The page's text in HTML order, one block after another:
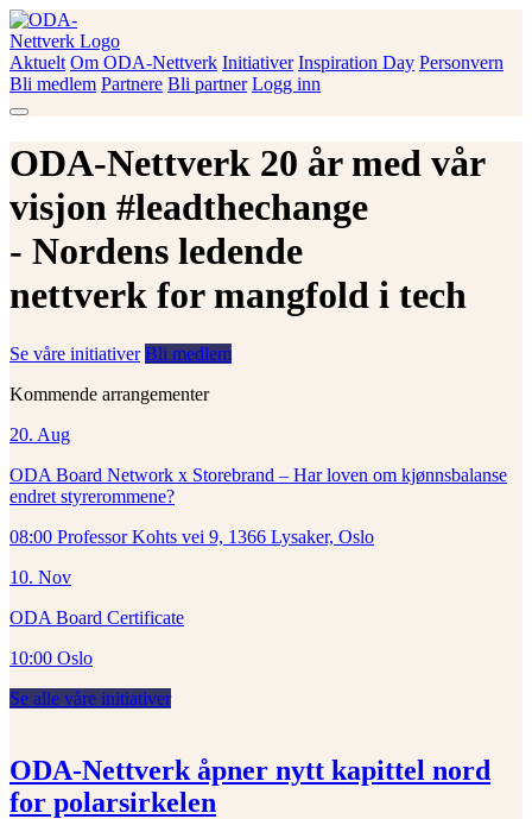
Skip
to
content
ODA-Nettverk
Aktuelt Om ODA-Nettverk Initiativer Inspiration Day Personvern
Bli medlem Partnere Bli partner Logg inn
ODA-Nettverk 20 år med vår
visjon #leadthechange
- Nordens ledende
nettverk for mangfold i tech
Se våre initiativer Bli medlem
Kommende arrangementer
20. Aug
ODA Board Network x Storebrand – Har loven om kjønnsbalanse
endret styrerommene?
08:00 Professor Kohts vei 9, 1366 Lysaker, Oslo
10. Nov
ODA Board Certificate
10:00 Oslo
Se alle våre initiativer
ODA-Nettverk åpner nytt kapittel nord
for polarsirkelen